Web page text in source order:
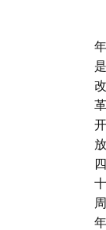
年
是
改
革
开
放
四
十
周
年